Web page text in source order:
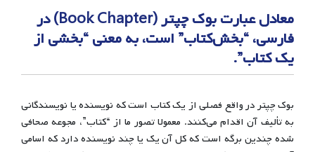
معادل عبارت بوک چپتر (Book Chapter) در
فارسی، “بخش‌کتاب” است، به معنی “بخشی از
یک کتاب”.
بوک چپتر در واقع فصلی از یک کتاب است که نویسنده یا نویسندگانی
به تألیف آن اقدام می‌کنند. معمولا تصور ما از “کتاب”، مجوعه صحافی
شده چندین برگه است که کل آن یک یا چند نویسنده دارد که اسامی